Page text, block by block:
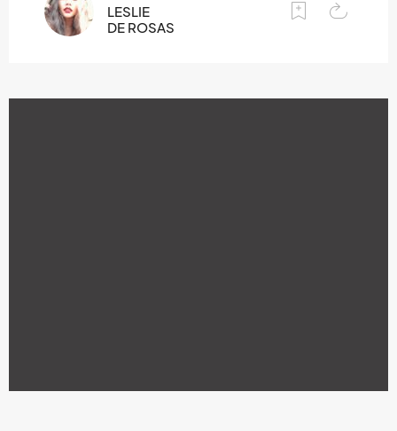
LESLIE
DE ROSAS